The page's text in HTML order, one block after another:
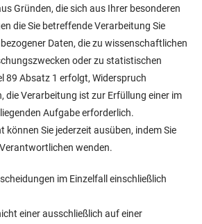
Gründen, die sich aus Ihrer besonderen
die Sie betreffende Verarbeitung Sie
Daten, die zu wissenschaftlichen
oder zu statistischen
89 Absatz 1 erfolgt, Widerspruch
die Verarbeitung ist zur Erfüllung einer im
Aufgabe erforderlich.
können Sie jederzeit ausüben, indem Sie
wenden.
im Einzelfall einschließlich
einer ausschließlich auf einer